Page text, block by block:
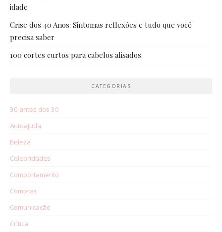
idade
Crise dos 40 Anos: Sintomas reflexões e tudo que você
precisa saber
100 cortes curtos para cabelos alisados
CATEGORIAS
30 antes dos 30
Autoajuda
Beleza
Celebridades
Comportamento
Compras
Comunicação
Crítica